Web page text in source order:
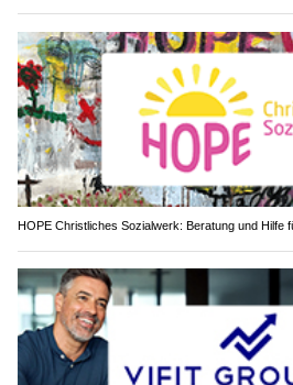
HOPE Christliches Sozialwerk: Beratung und Hilfe